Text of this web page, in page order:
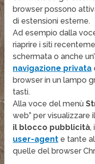
browser possono
di estensioni esterne.
Ad esempio dalla
riaprire i siti
schermata o anche
navigazione privata
browser in un lampo
tasti.
Alla voce del menù
web” per visualizzare
il blocco pubblicità,
user-agent e tante
quelle del browser